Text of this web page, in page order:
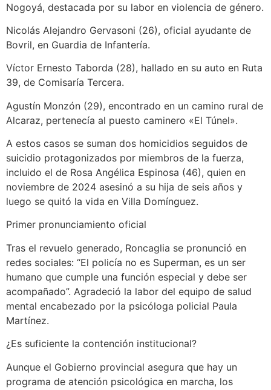
Nogoyá, destacada por su labor en violencia de género.
Nicolás Alejandro Gervasoni (26), oficial ayudante de
Bovril, en Guardia de Infantería.
Víctor Ernesto Taborda (28), hallado en su auto en Ruta
39, de Comisaría Tercera.
Agustín Monzón (29), encontrado en un camino rural de
Alcaraz, pertenecía al puesto caminero «El Túnel».
A estos casos se suman dos homicidios seguidos de
suicidio protagonizados por miembros de la fuerza,
incluido el de Rosa Angélica Espinosa (46), quien en
noviembre de 2024 asesinó a su hija de seis años y
luego se quitó la vida en Villa Domínguez.
Primer pronunciamiento oficial
Tras el revuelo generado, Roncaglia se pronunció en
redes sociales: “El policía no es Superman, es un ser
humano que cumple una función especial y debe ser
acompañado”. Agradeció la labor del equipo de salud
mental encabezado por la psicóloga policial Paula
Martínez.
¿Es suficiente la contención institucional?
Aunque el Gobierno provincial asegura que hay un
programa de atención psicológica en marcha, los